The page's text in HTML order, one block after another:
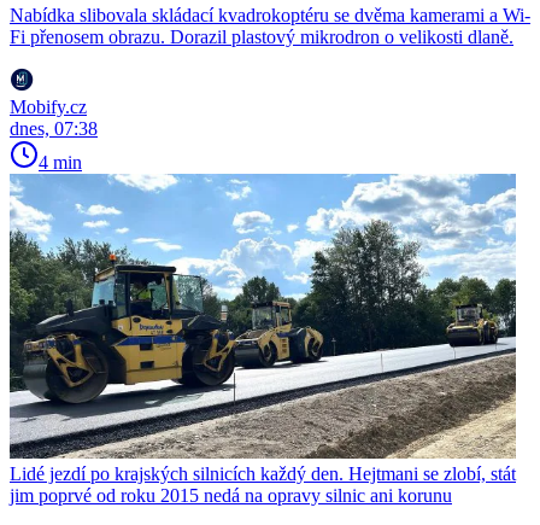
Nabídka slibovala skládací kvadrokoptéru se dvěma kamerami a Wi-
Fi přenosem obrazu. Dorazil plastový mikrodron o velikosti dlaně.
Mobify.cz
dnes, 07:38
4 min
Lidé jezdí po krajských silnicích každý den. Hejtmani se zlobí, stát
jim poprvé od roku 2015 nedá na opravy silnic ani korunu